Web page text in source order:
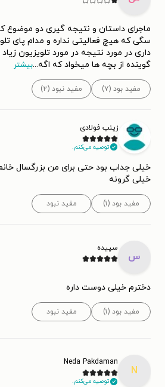
ماجرای داستان و نتیجه گیری دو موضوع
سگی که هیچ فعالیتی نداره و مدام پای
داری در مورد نتیجه در مورد تلویزیون
گوینده از بچه ها میخواد که اگه...بیشتر
مفید بود (۷) مفید نبود (۲)
زینب فولادی
توصیه می‌کنم.
خیلی جداب بود حتی برای من بزرگسال
خیلی گرونه
مفید بود (۱) مفید نبود
س
سپیده
دخترم خیلی دوست داره
مفید بود (۱) مفید نبود
N
Neda Pakdaman
توصیه می‌کنم.